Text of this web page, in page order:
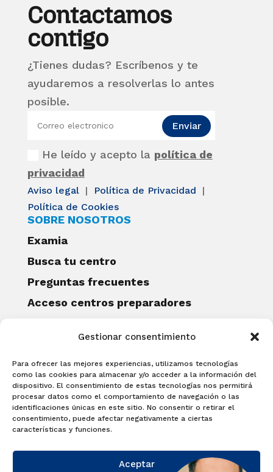
Gestionar consentimiento
Para ofrecer las mejores experiencias, utilizamos tecnologías
como las cookies para almacenar y/o acceder a la información del
dispositivo. El consentimiento de estas tecnologías nos permitirá
procesar datos como el comportamiento de navegación o las
identificaciones únicas en este sitio. No consentir o retirar el
consentimiento, puede afectar negativamente a ciertas
características y funciones.
Aceptar
Contactamos
contigo
¿Tienes dudas? Escríbenos y te
ayudaremos a resolverlas lo antes
posible.
He leído y acepto la política de
privacidad
Enviar
Aviso legal | Política de Privacidad
|
Política de Cookies
SOBRE NOSOTROS
Examia
Busca tu centro
Preguntas frecuentes
Acceso centros preparadores
Becas Examia
Contacto
CERTIFICACIONES
Linguaskill
Cambridge English Qualifications
EXAMÍNATE
Matricúlate con nosotros y obtén tu